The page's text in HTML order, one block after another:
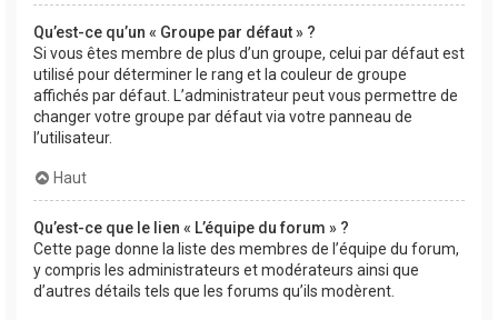
Qu’est-ce qu’un « Groupe par défaut » ?
Si vous êtes membre de plus d’un groupe, celui par défaut est
utilisé pour déterminer le rang et la couleur de groupe
affichés par défaut. L’administrateur peut vous permettre de
changer votre groupe par défaut via votre panneau de
l’utilisateur.
Haut
Qu’est-ce que le lien « L’équipe du forum » ?
Cette page donne la liste des membres de l’équipe du forum,
y compris les administrateurs et modérateurs ainsi que
d’autres détails tels que les forums qu’ils modèrent.